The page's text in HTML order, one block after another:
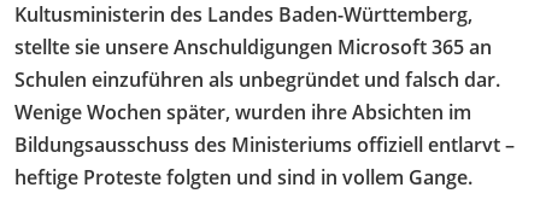
Kultusministerin des Landes Baden-Württemberg,
stellte sie unsere Anschuldigungen Microsoft 365 an
Schulen einzuführen als unbegründet und falsch dar.
Wenige Wochen später, wurden ihre Absichten im
Bildungsausschuss des Ministeriums offiziell entlarvt –
heftige Proteste folgten und sind in vollem Gange.